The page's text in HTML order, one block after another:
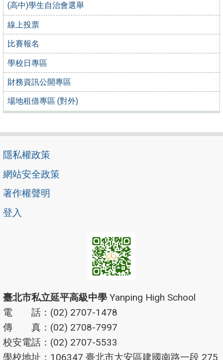
(高中)學生自治會選舉
線上投票
比賽報名
學校日專區
財務資訊公開專區
場地租借專區 (對外)
隱私權政策
網站安全政策
著作權聲明
登入
臺北市私立延平高級中學 Yanping High School
電 話：(02) 2707-1478
傳 真：(02) 2708-7997
校安電話：(02) 2707-5533
學校地址：106347 臺北市大安區建國南路一段 275